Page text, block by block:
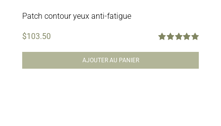
Patch contour yeux anti-fatigue
$103.50
AJOUTER AU PANIER